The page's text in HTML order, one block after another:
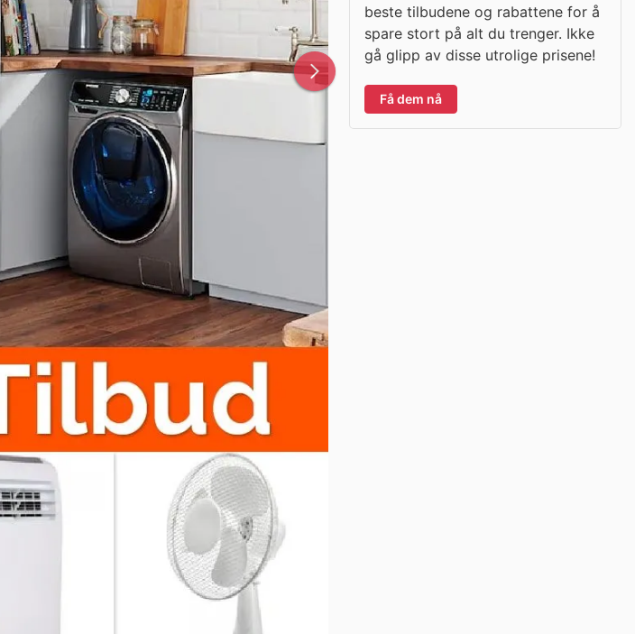
beste tilbudene og rabattene for å
spare stort på alt du trenger. Ikke
gå glipp av disse utrolige prisene!
Få dem nå